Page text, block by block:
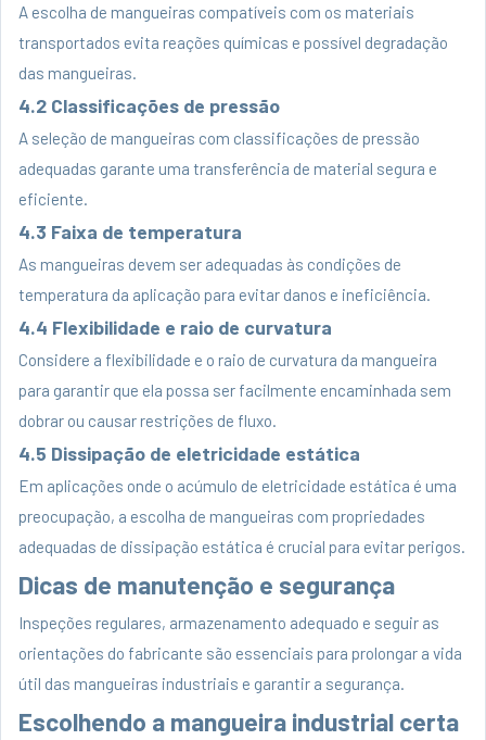
A escolha de mangueiras compatíveis com os materiais
transportados evita reações químicas e possível degradação
das mangueiras.
4.2 Classificações de pressão
A seleção de mangueiras com classificações de pressão
adequadas garante uma transferência de material segura e
eficiente.
4.3 Faixa de temperatura
As mangueiras devem ser adequadas às condições de
temperatura da aplicação para evitar danos e ineficiência.
4.4 Flexibilidade e raio de curvatura
Considere a flexibilidade e o raio de curvatura da mangueira
para garantir que ela possa ser facilmente encaminhada sem
dobrar ou causar restrições de fluxo.
4.5 Dissipação de eletricidade estática
Em aplicações onde o acúmulo de eletricidade estática é uma
preocupação, a escolha de mangueiras com propriedades
adequadas de dissipação estática é crucial para evitar perigos.
Dicas de manutenção e segurança
Inspeções regulares, armazenamento adequado e seguir as
orientações do fabricante são essenciais para prolongar a vida
útil das mangueiras industriais e garantir a segurança.
Escolhendo a mangueira industrial certa